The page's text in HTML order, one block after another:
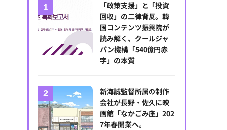
「政策支援」と「投資
回収」の二律背反。韓
国コンテンツ振興院が
読み解く、クールジャ
パン機構「540億円赤
字」の本質
新海誠監督所属の制作
会社が長野・佐久に映
画館「なかごみ座」202
7年春開業へ。